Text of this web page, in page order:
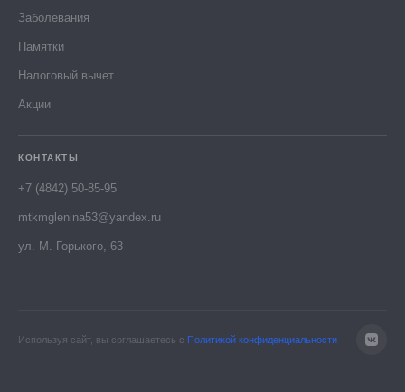
Заболевания
Памятки
Налоговый вычет
Акции
КОНТАКТЫ
+7 (4842) 50-85-95
mtkmglenina53@yandex.ru
ул. М. Горького, 63
Используя сайт, вы соглашаетесь с Политикой конфиденциальности